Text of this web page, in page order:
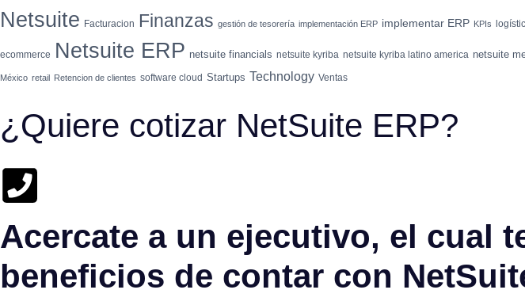
Netsuite Facturacion Finanzas gestión de tesorería implementación ERP implementar ERP KPIs
ecommerce Netsuite ERP netsuite financials netsuite kyriba netsuite kyriba latino america netsuite
México retail Retencion de clientes software cloud Startups Technology Ventas
¿Quiere cotizar NetSuite ERP?
Acercate a un ejecutivo, el cual
beneficios de contar con